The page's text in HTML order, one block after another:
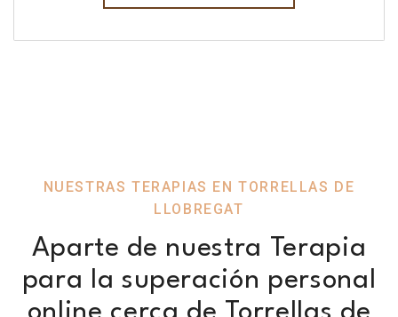
NUESTRAS TERAPIAS EN TORRELLAS DE
LLOBREGAT
Aparte de nuestra Terapia
para la superación personal